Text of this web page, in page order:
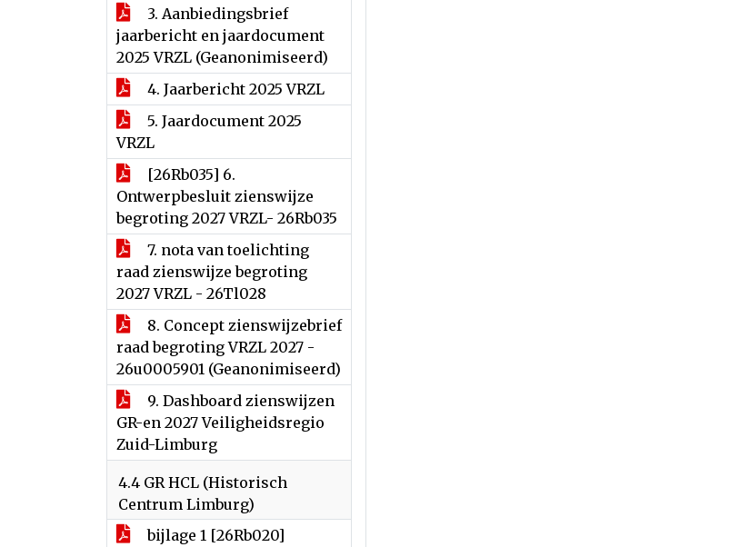
3. Aanbiedingsbrief
jaarbericht en jaardocument
2025 VRZL (Geanonimiseerd)
4. Jaarbericht 2025 VRZL
5. Jaardocument 2025
VRZL
[26Rb035] 6.
Ontwerpbesluit zienswijze
begroting 2027 VRZL- 26Rb035
7. nota van toelichting
raad zienswijze begroting
2027 VRZL - 26Tl028
8. Concept zienswijzebrief
raad begroting VRZL 2027 -
26u0005901 (Geanonimiseerd)
9. Dashboard zienswijzen
GR-en 2027 Veiligheidsregio
Zuid-Limburg
4.4 GR HCL (Historisch
Centrum Limburg)
bijlage 1 [26Rb020]